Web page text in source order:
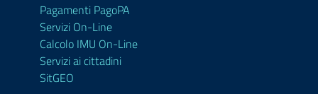
Pagamenti PagoPA
Servizi On-Line
Calcolo IMU On-Line
Servizi ai cittadini
SitGEO